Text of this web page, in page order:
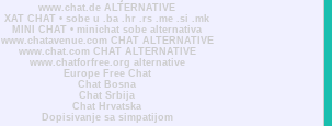
www.chat.de ALTERNATIVE
XAT CHAT • sobe u .ba .hr .rs .me .si .mk
MINI CHAT • minichat sobe alternativa
www.chatavenue.com CHAT ALTERNATIVE
www.chat.com CHAT ALTERNATIVE
www.chatforfree.org alternative
Europe Free Chat
Chat Bosna
Chat Srbija
Chat Hrvatska
Dopisivanje sa simpatijom